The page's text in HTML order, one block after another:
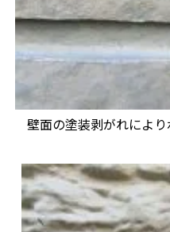
壁面の塗装剥がれにより